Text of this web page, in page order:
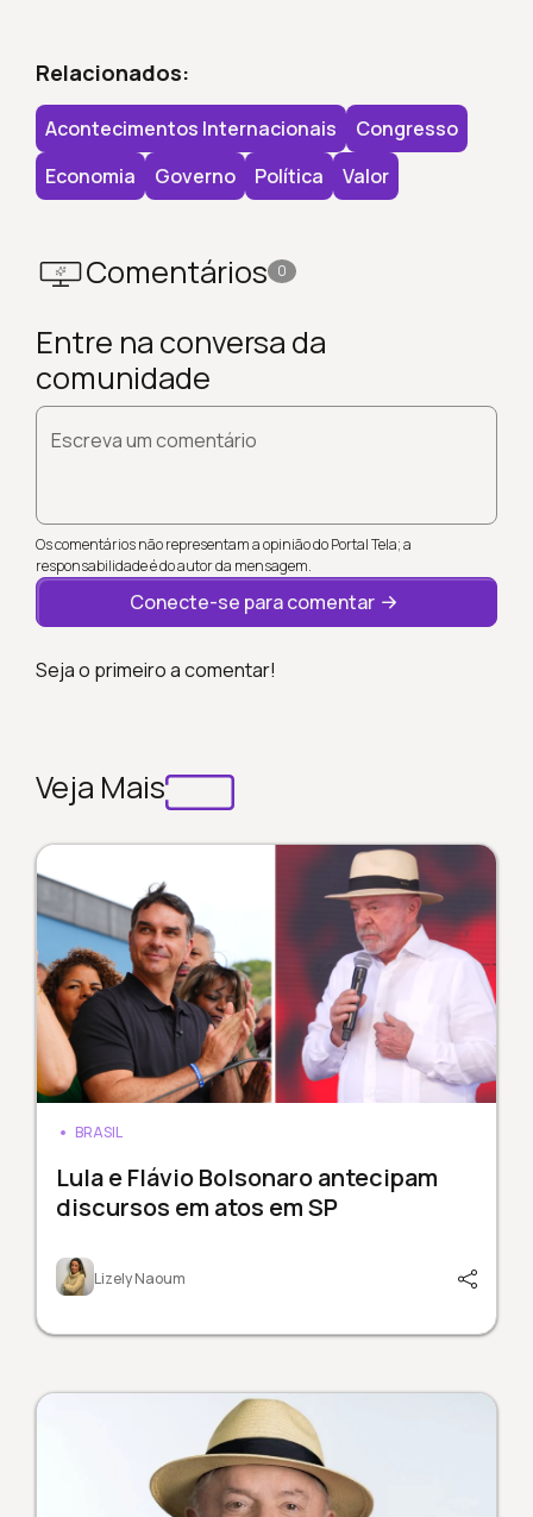
Relacionados:
Acontecimentos Internacionais
Congresso
Economia
Governo Política Valor
Comentários 0
Entre na conversa da
comunidade
Escreva um comentário
Os comentários não representam a opinião do Portal Tela; a
responsabilidade é do autor da mensagem.
Conecte-se para comentar
Seja o primeiro a comentar!
Veja Mais
BRASIL
Lula e Flávio Bolsonaro antecipam
discursos em atos em SP
Lizely Naoum